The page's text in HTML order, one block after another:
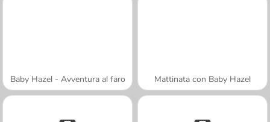
Baby Hazel - Avventura al faro Mattinata con Baby Hazel